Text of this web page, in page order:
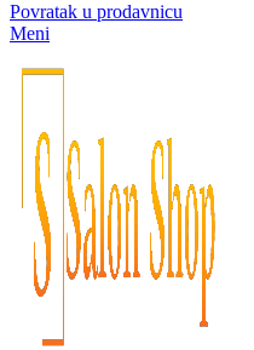
Povratak u prodavnicu
Meni